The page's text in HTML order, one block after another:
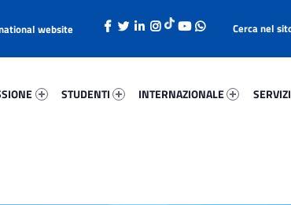
STUDENTI
INTERNAZIONALE
SERVIZI
website